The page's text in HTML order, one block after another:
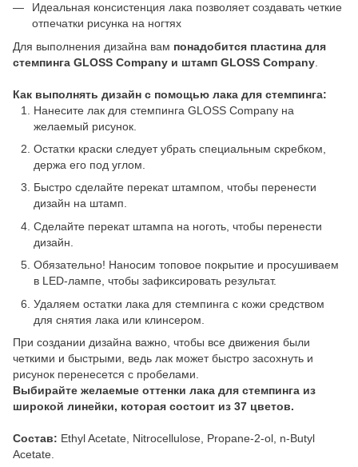
Идеальная консистенция лака позволяет создавать четкие
отпечатки рисунка на ногтях
Для выполнения дизайна вам понадобится пластина для
стемпинга GLOSS Company и штамп GLOSS Company
Как выполнять дизайн с помощью лака для стемпинга:
Нанесите лак для стемпинга GLOSS Company на
желаемый рисунок.
Остатки краски следует убрать специальным скребком,
держа его под углом.
Быстро сделайте перекат штампом, чтобы перенести
дизайн на штамп.
Сделайте перекат штампа на ноготь, чтобы перенести
дизайн.
Обязательно! Наносим топовое покрытие и просушиваем
в LED-лампе, чтобы зафиксировать результат.
Удаляем остатки лака для стемпинга с кожи средством
для снятия лака или клинсером.
При создании дизайна важно, чтобы все движения были
четкими и быстрыми, ведь лак может быстро засохнуть и
рисунок перенесется с пробелами.
Выбирайте желаемые оттенки лака для стемпинга из
широкой линейки, которая состоит из 37 цветов.
Состав: Ethyl Acetate, Nitrocellulose, Propane-2-ol, n-Butyl
Acetate.